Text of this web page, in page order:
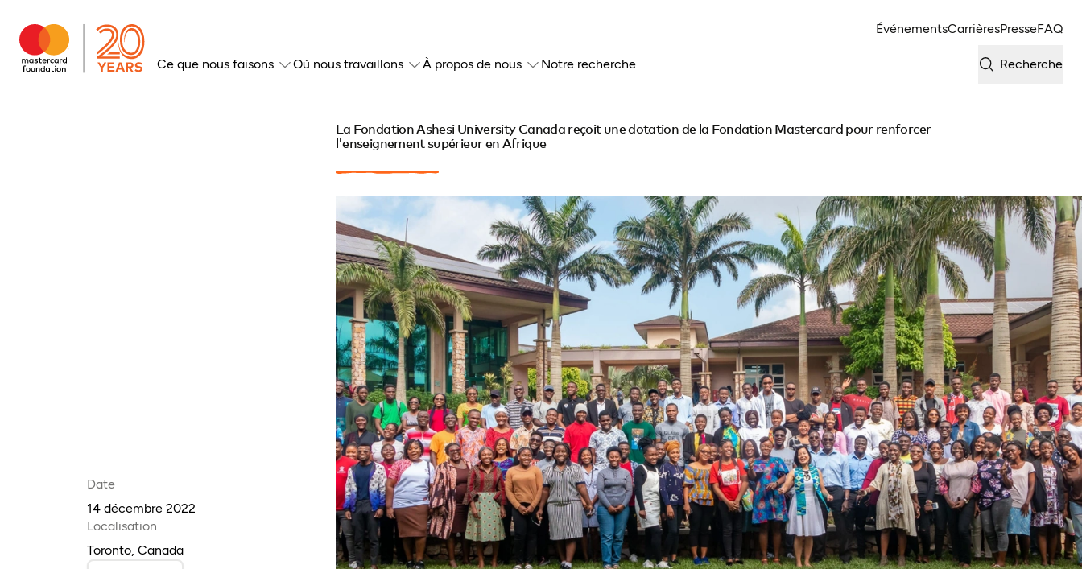
ÉvénementsCarrièresPresseFAQ
Ce que nous faisons Où nous travaillons À propos de nous Notre recherche Recherche
La Fondation Ashesi University Canada reçoit une dotation de la Fondation Mastercard pour renforcer
l'enseignement supérieur en Afrique
Date
14 décembre 2022
Localisation
Toronto, Canada